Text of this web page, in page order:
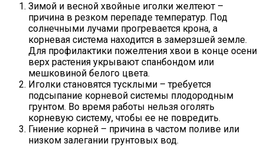
Зимой и весной хвойные иголки желтеют –
причина в резком перепаде температур. Под
солнечными лучами прогревается крона, а
корневая система находится в замерзшей земле.
Для профилактики пожелтения хвои в конце осени
верх растения укрывают спанбондом или
мешковиной белого цвета.
Иголки становятся тусклыми – требуется
подсыпание корневой системы плодородным
грунтом. Во время работы нельзя оголять
корневую систему, чтобы ее не повредить.
Гниение корней – причина в частом поливе или
низком залегании грунтовых вод.